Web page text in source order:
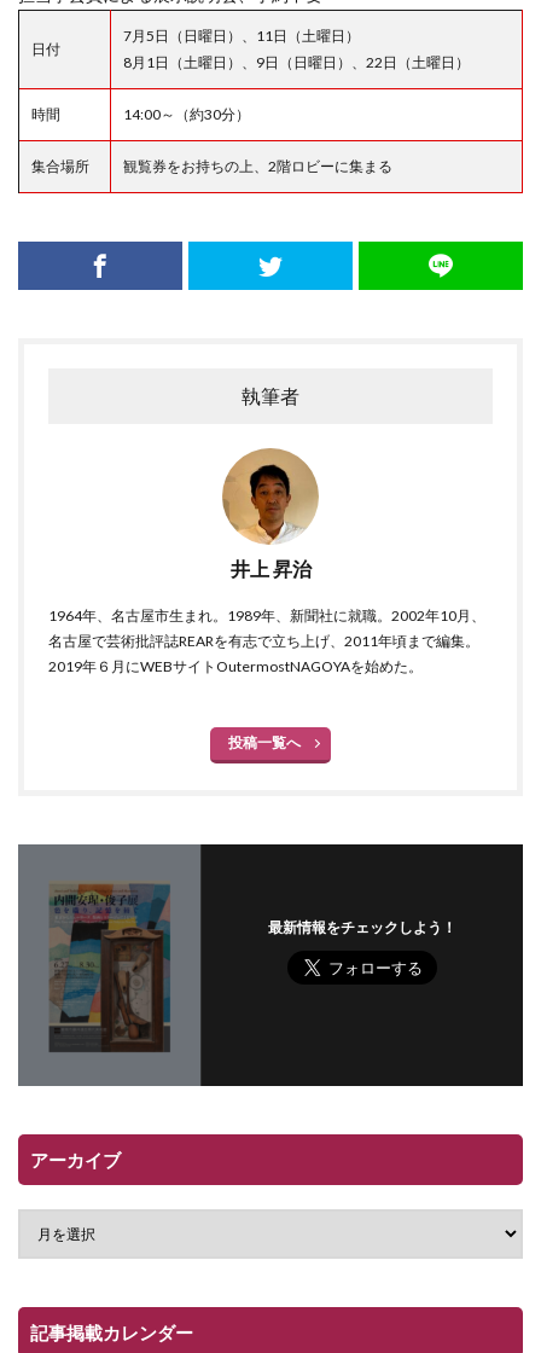
日付
7月5日（日曜日）、11日（土曜日）
8月1日（土曜日）、9日（日曜日）、22日（土曜日）
時間 14:00～（約30分）
集合場所 観覧券をお持ちの上、2階ロビーに集まる
執筆者
井上 昇治
1964年、名古屋市生まれ。1989年、新聞社に就職。2002年10月、
名古屋で芸術批評誌REARを有志で立ち上げ、2011年頃まで編集。
2019年６月にWEBサイトOutermostNAGOYAを始めた。
投稿一覧へ
最新情報をチェックしよう！
アーカイブ
記事掲載カレンダー